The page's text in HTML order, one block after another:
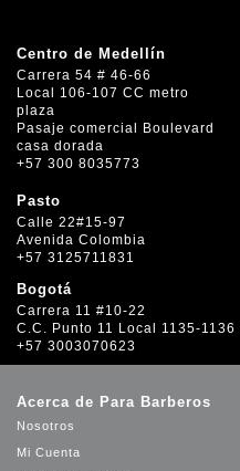
Centro de Medellín
Carrera 54 # 46-66
Local 106-107 CC metro
plaza
Pasaje comercial Boulevard
casa dorada
+57 300 8035773
Pasto
Calle 22#15-97
Avenida Colombia
+57 3125711831
Bogotá
Carrera 11 #10-22
C.C. Punto 11 Local 1135-1136
+57 3003070623
Acerca de Para Barberos
Nosotros
Mi Cuenta